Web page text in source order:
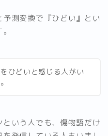
測変換で『ひどい』とい
ひどいと感じる人がい
いう人でも、傷物語だけ